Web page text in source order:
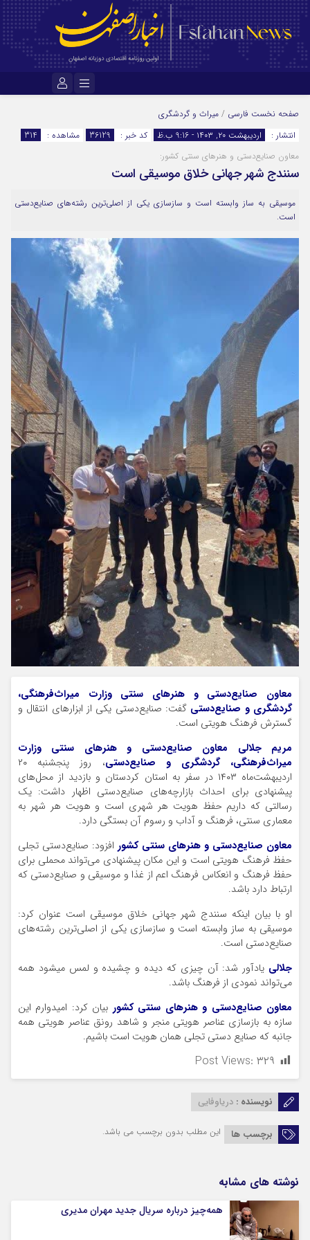
رمز عبور
مرا به خاطر بسپار
صفحه نخست فارسی / میراث و گردشگری
انتشار :
اردیبهشت ۲۰, ۱۴۰۳ - 9:16 ب.ظ کد خبر : 36129 مشاهده :
314
معاون صنایع‌دستی و هنرهای سنتی کشور:
سنندج شهر جهانی خلاق موسیقی است
موسیقی به ساز وابسته است و سازسازی یکی از اصلی‌ترین رشته‌های صنایع‌دستی
است.
معاون صنایع‌دستی و هنرهای سنتی وزارت میراث‌فرهنگی،
گردشگری و صنایع‌دستی گفت: صنایع‌دستی یکی از ابزارهای انتقال و
گسترش فرهنگ هویتی است.
مریم جلالی معاون صنایع‌دستی و هنرهای سنتی وزارت
میراث‌فرهنگی، گردشگری و صنایع‌دستی
، روز پنجشنبه ۲۰
اردیبهشت‌ماه ۱۴۰۳ در سفر به استان کردستان و بازدید از محل‌های
پیشنهادی برای احداث بازارچه‌های صنایع‌دستی اظهار داشت: یک
رسالتی که داریم حفظ هویت هر شهری است و هویت هر شهر به
معماری سنتی، فرهنگ و آداب و رسوم آن بستگی دارد.
معاون صنایع‌دستی و هنرهای سنتی کشور افزود: صنایع‌دستی تجلی
حفظ فرهنگ هویتی است و این مکان پیشنهادی می‌تواند محملی برای
حفظ فرهنگ و انعکاس فرهنگ اعم از غذا و موسیقی و صنایع‌دستی که
ارتباط دارد باشد.
او با بیان اینکه سنندج شهر جهانی خلاق موسیقی است عنوان کرد:
موسیقی به ساز وابسته است و سازسازی یکی از اصلی‌ترین رشته‌های
صنایع‌دستی است.
جلالی یادآور شد: آن چیزی که دیده و چشیده و لمس میشود همه
می‌تواند نمودی از فرهنگ باشد.
معاون صنایع‌دستی و هنرهای سنتی کشور بیان کرد: امیدوارم این
سازه به بازسازی عناصر هویتی منجر و شاهد رونق عناصر هویتی همه
جانبه که صنایع دستی تجلی همان هویت است باشیم.
Post Views: ۳۲۹
نویسنده : دریاوفایی
برچسب ها این مطلب بدون برچسب می باشد.
نوشته های مشابه
همه‌چیز درباره سریال جدید مهران مدیری